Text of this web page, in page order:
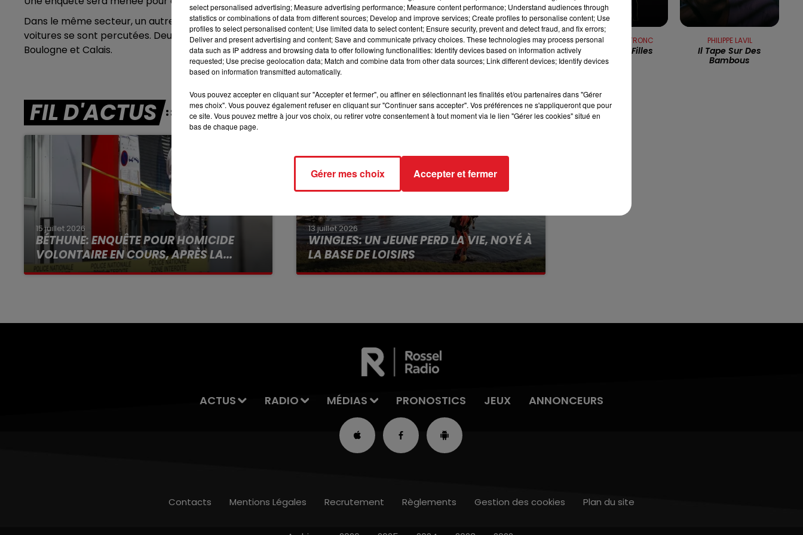
16h00 - 19h00
LE JUKEBOX RDL
7h00 - 10h00
DEBOUT C'EST L'HEURE
12h00 - 13h00
RDL & VOUS
Dans le même secteur, un autre accident de la route a fait cinq blessés hier en fin de journée à Rinxent. Deux
voitures se sont percutées. Deux femmes, et trois enfants ont été légèrement blessés et hospitalisés à
Boulogne et Calais.
FIL D'ACTUS
15 juillet 2026
BÉTHUNE: ENQUÊTE POUR HOMICIDE
VOLONTAIRE EN COURS, APRÈS LA...
Selon les premiers éléments, le logement
13 juillet 2026
WINGLES: UN JEUNE PERD LA VIE, NOYÉ À
LA BASE DE LOISIRS
La victime a coulé à pic
JACQUES DUTRONC
J'aime Les Filles
PHILIPPE LAVIL
Il Tape Sur Des
Bambous
ACTUS RADIO MÉDIAS PRONOSTICS JEUX ANNONCEURS
Contacts Mentions Légales Recrutement Règlements Gestion des cookies Plan du site
select personalised advertising; Measure advertising performance; Measure content performance; Understand audiences through
statistics or combinations of data from different sources; Develop and improve services; Create profiles to personalise content; Use
profiles to select personalised content; Use limited data to select content; Ensure security, prevent and detect fraud, and fix errors;
Deliver and present advertising and content; Save and communicate privacy choices. These technologies may process personal
data such as IP address and browsing data to offer following functionalities: Identify devices based on information actively
requested; Use precise geolocation data; Match and combine data from other data sources; Link different devices; Identify devices
based on information transmitted automatically.
Vous pouvez accepter en cliquant sur "Accepter et fermer", ou affiner en sélectionnant les finalités et/ou partenaires dans "Gérer
mes choix". Vous pouvez également refuser en cliquant sur "Continuer sans accepter". Vos préférences ne s'appliqueront que pour
ce site. Vous pouvez mettre à jour vos choix, ou retirer votre consentement à tout moment via le lien "Gérer les cookies" situé en
bas de chaque page.
Gérer mes choix Accepter et fermer